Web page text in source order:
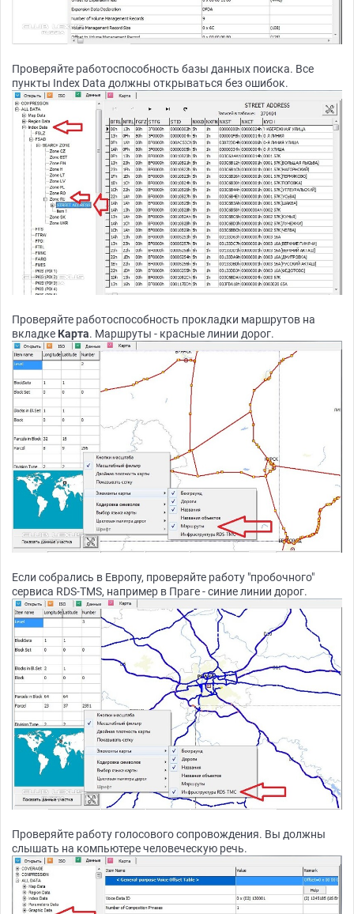
Проверяйте работоспособность базы данных поиска. Все
пункты Index Data должны открываться без ошибок.
Проверяйте работоспособность прокладки маршрутов на
вкладке Карта. Маршруты - красные линии дорог.
Если собрались в Европу, проверяйте работу "пробочного"
сервиса RDS-TMS, например в Праге - синие линии дорог.
Проверяйте работу голосового сопровождения. Вы должны
слышать на компьютере человеческую речь.